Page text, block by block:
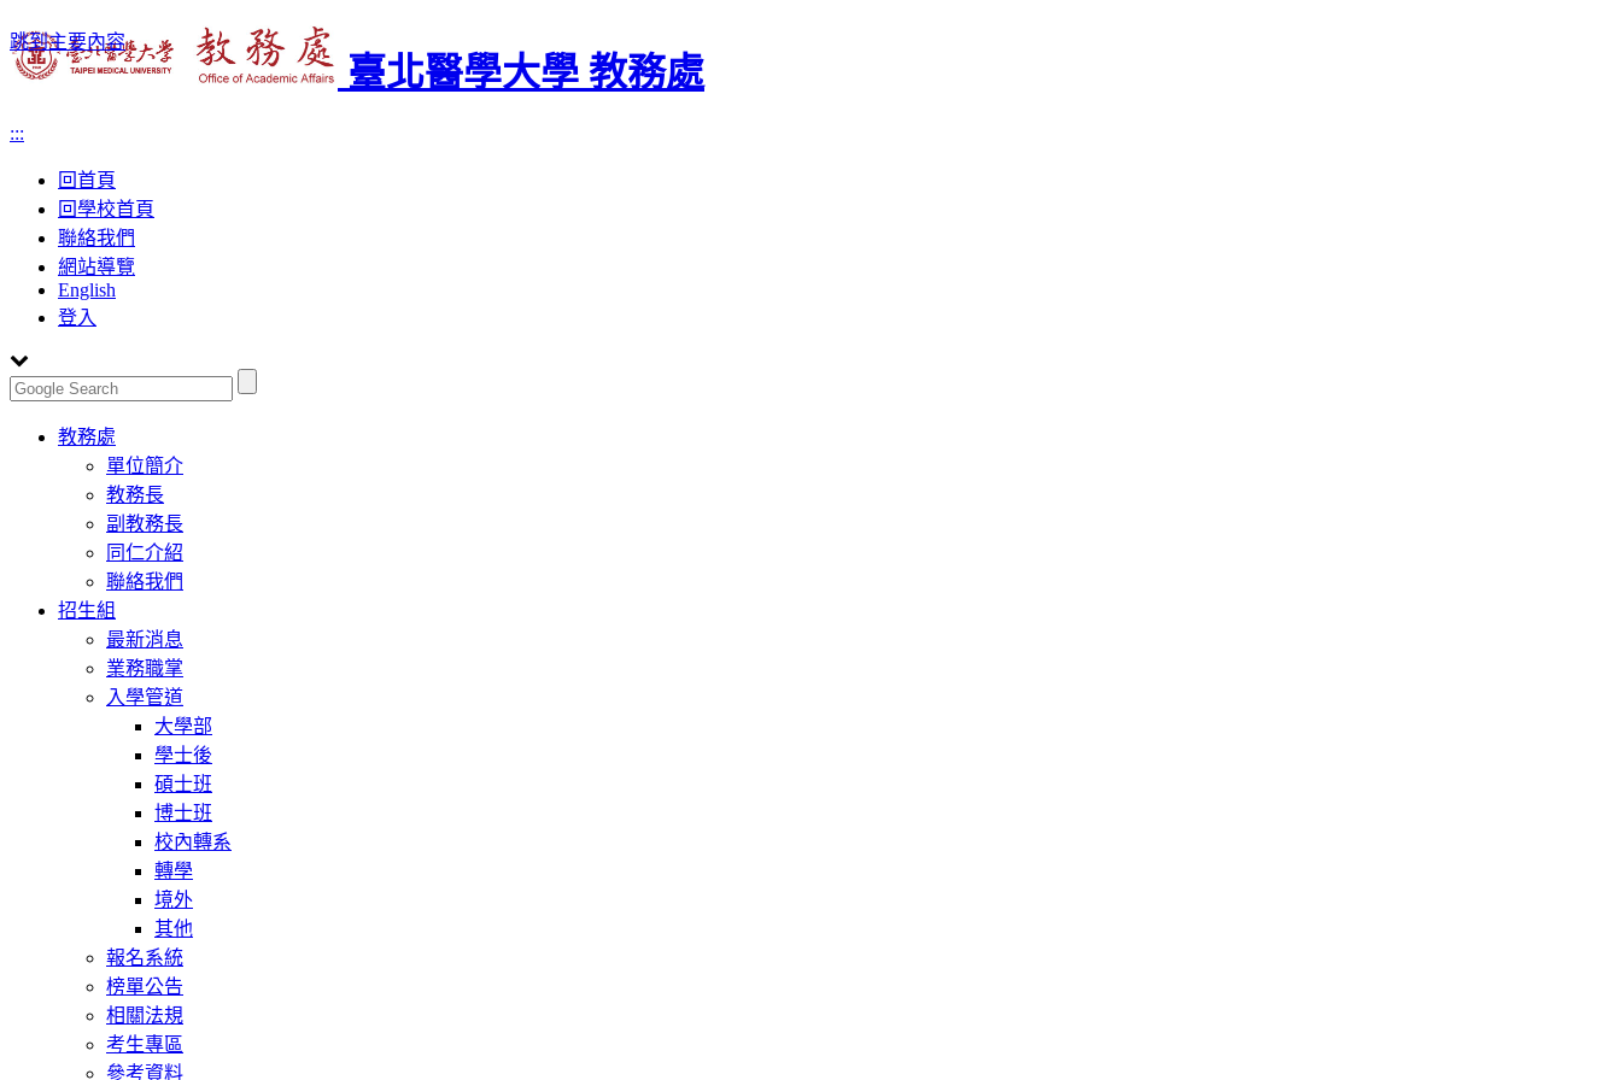
跳到主要內容
臺北醫學大學 教務處
:::
回首頁
回學校首頁
聯絡我們
網站導覽
English
登入
Toggle
navigation
教務處
單位簡介
教務長
副教務長
同仁介紹
聯絡我們
招生組
最新消息
業務職掌
入學管道
大學部
學士後
碩士班
博士班
校內轉系
轉學
境外
其他
報名系統
榜單公告
相關法規
考生專區
參考資料